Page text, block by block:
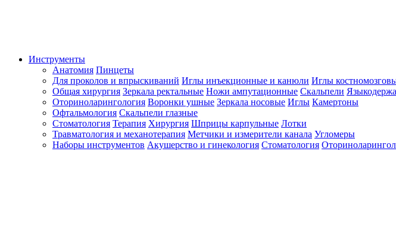
Инструменты
Анатомия Пинцеты
Для проколов и впрыскиваний Иглы инъекционные и канюли Иглы
Общая хирургия Зеркала ректальные Ножи ампутационные Скальпели
Оториноларингология Воронки ушные Зеркала носовые Иглы Камертоны
Офтальмология Скальпели глазные
Стоматология Терапия Хирургия Шприцы карпульные Лотки
Травматология и механотерапия Метчики и измерители канала Угломеры
Наборы инструментов Акушерство и гинекология Стоматология